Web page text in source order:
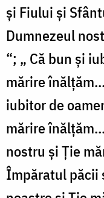
și Fiului și
Dumnezeul
“; „ Că bun și
mărire
iubitor de
mărire
nostru și Ție
Împăratul păcii